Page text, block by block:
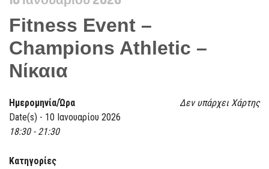
Fitness Event –
Champions Athletic –
Νίκαια
Δεν υπάρχει Χάρτης
Ημερομηνία/Ώρα
Date(s) - 10 Ιανουαρίου 2026
18:30 - 21:30
Κατηγορίες